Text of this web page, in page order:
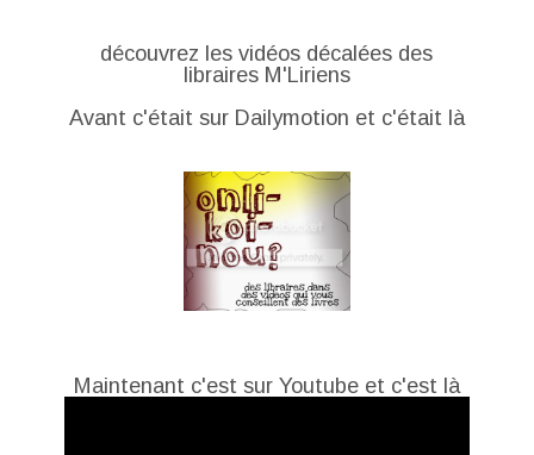
découvrez les vidéos décalées des
libraires M'Liriens
Avant c'était sur Dailymotion et c'était là
Maintenant c'est sur Youtube et c'est là